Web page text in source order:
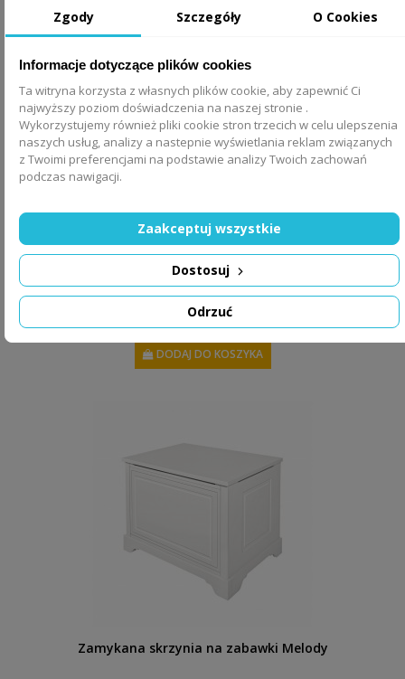
Biurko dla dziecka Melody
1 229,00 zł
DODAJ DO KOSZYKA
Zamykana skrzynia na zabawki Melody
Zgody Szczegóły O Cookies
Informacje dotyczące plików cookies
Ta witryna korzysta z własnych plików cookie, aby zapewnić Ci
najwyższy poziom doświadczenia na naszej stronie .
Wykorzystujemy również pliki cookie stron trzecich w celu ulepszenia
naszych usług, analizy a nastepnie wyświetlania reklam związanych
z Twoimi preferencjami na podstawie analizy Twoich zachowań
podczas nawigacji.
Odrzuć
Dostosuj
Zaakceptuj wszystkie